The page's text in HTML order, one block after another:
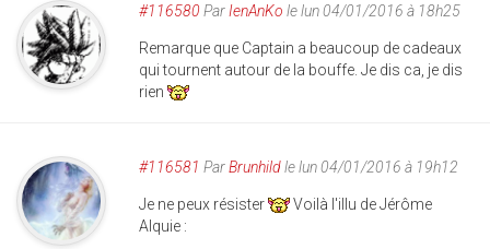
#116580 Par IenAnKo le lun 04/01/2016 à 18h25
Remarque que Captain a beaucoup de cadeaux
qui tournent autour de la bouffe. Je dis ca, je dis
rien
#116581 ParBrunhildle lun 04/01/2016 à 19h12
Je ne peux résister
Voilà l'illu de Jérôme
Alquie :